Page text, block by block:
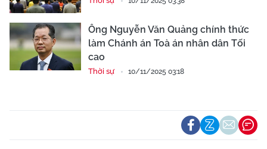
Ông Nguyễn Văn Quảng chính thức
làm Chánh án Toà án nhân dân Tối
cao
Thời sự 10/11/2025 03:18